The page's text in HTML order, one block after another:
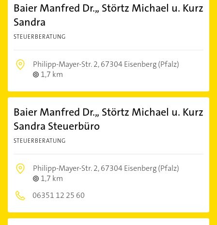
Baier Manfred Dr.,, Störtz Michael u. Kurz
Sandra
STEUERBERATUNG
Philipp-Mayer-Str. 2,67304 Eisenberg (Pfalz)
1,7 km
Baier Manfred Dr.,, Störtz Michael u. Kurz
Sandra Steuerbüro
STEUERBERATUNG
Philipp-Mayer-Str. 2,67304 Eisenberg (Pfalz)
1,7 km
06351 12 25 60